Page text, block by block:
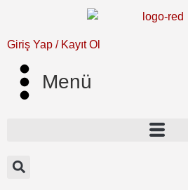
Giriş Yap / Kayıt Ol
Menü